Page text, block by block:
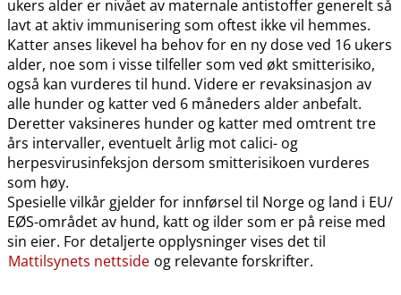
ukers alder er nivået av maternale antistoffer generelt så
lavt at aktiv immunisering som oftest ikke vil hemmes.
Katter anses likevel ha behov for en ny dose ved 16 ukers
alder, noe som i visse tilfeller som ved økt smitterisiko,
også kan vurderes til hund. Videre er revaksinasjon av
alle hunder og katter ved 6 måneders alder anbefalt.
Deretter vaksineres hunder og katter med omtrent tre
års intervaller, eventuelt årlig mot calici- og
herpesvirusinfeksjon dersom smitterisikoen vurderes
som høy.
Spesielle vilkår gjelder for innførsel til Norge og land i EU​/​
EØS-området av hund, katt og ilder som er på reise med
sin eier. For detaljerte opplysninger vises det til
Mattilsynets nettside og relevante forskrifter.